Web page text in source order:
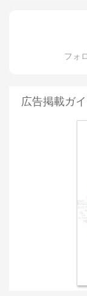
フォ
広告掲載ガ